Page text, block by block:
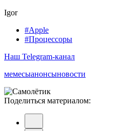
Igor
#Apple
#Процессоры
Наш Telegram-канал
мемесыанонсыновости
Поделиться материалом: